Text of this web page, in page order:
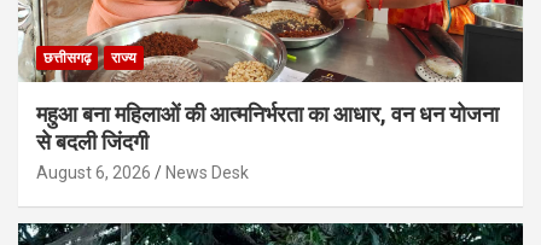
छत्तीसगढ़ राज्य
महुआ बना महिलाओं की आत्मनिर्भरता का आधार, वन धन योजना
से बदली जिंदगी
August 6, 2026 News Desk